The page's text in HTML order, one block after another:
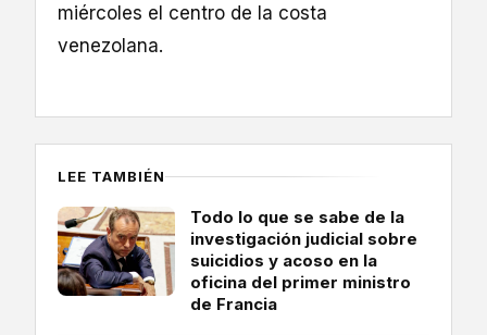
miércoles el centro de la costa
venezolana.
LEE TAMBIÉN
Todo lo que se sabe de la
investigación judicial sobre
suicidios y acoso en la
oficina del primer ministro
de Francia